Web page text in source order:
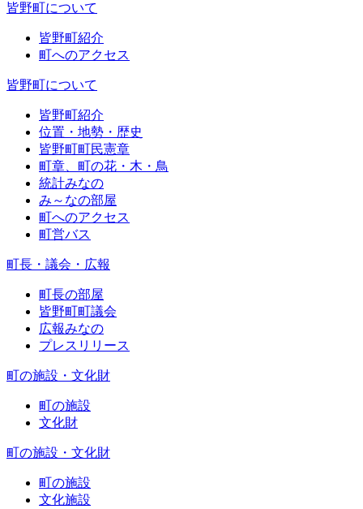
皆野町について
皆野町紹介
町へのアクセス
皆野町について
皆野町紹介
位置・地勢・歴史
皆野町町民憲章
町章、町の花・木・鳥
統計みなの
み～なの部屋
町へのアクセス
町営バス
町長・議会・広報
町長の部屋
皆野町町議会
広報みなの
プレスリリース
町の施設・文化財
町の施設
文化財
町の施設・文化財
町の施設
文化施設